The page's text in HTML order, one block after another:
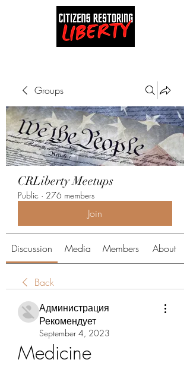
Groups
CRLiberty Meetups
Public · 276 members
Join
Discussion Media Members About
Back
Администрация
Рекомендует
September 4, 2023
Medicine